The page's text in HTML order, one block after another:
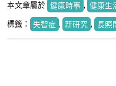
本文章屬於 健康時事 , 健康生
標籤： 失智症 , 新研究 , 長照